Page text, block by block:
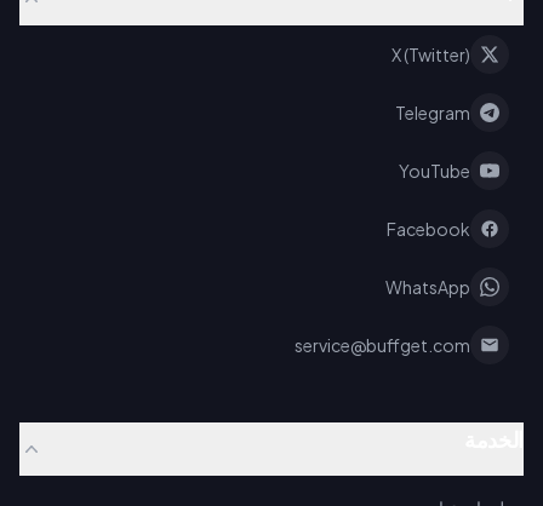
X (Twitter)
Telegram
YouTube
Facebook
WhatsApp
service@buffget.com